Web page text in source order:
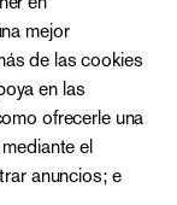
mejor
de las cookies
en las
ofrecerle una
el
anuncios; e